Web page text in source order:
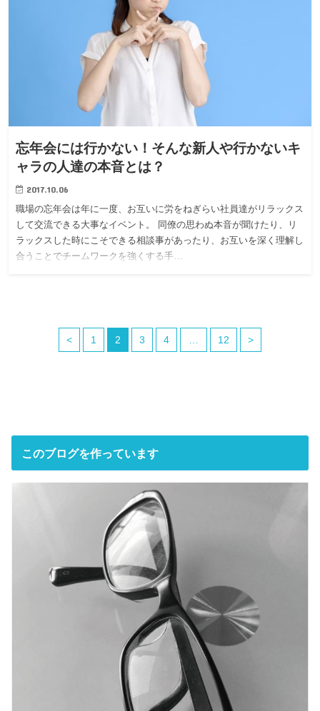
忘年会には行かない！そんな新人や行かないキ
ャラの人達の本音とは？
2017.10.06
職場の忘年会は年に一度、お互いに労をねぎらい社員達がリラックス
して交流できる大事なイベント。 同僚の思わぬ本音が聞けたり、リ
ラックスした時にこそできる相談事があったり、お互いを深く理解し
合うことでチームワークを強くする手…
< 1 2 3 4 12 >
このブログを作っています